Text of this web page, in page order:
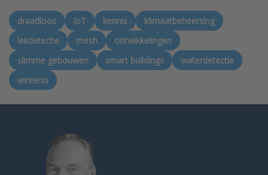
draadloos IoT kennis
klimaatbeheersing
lekdetectie
mesh
ontwikkelingen
slimme gebouwen
smart buildings
waterdetectie
wireless